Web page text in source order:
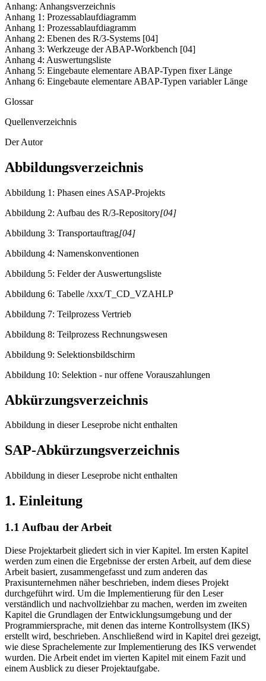
Anhang: Anhangsverzeichnis
Anhang 1: Prozessablaufdiagramm
Anhang 1: Prozessablaufdiagramm
Anhang 2: Ebenen des R/3-Systems [04]
Anhang 3: Werkzeuge der ABAP-Workbench [04]
Anhang 4: Auswertungsliste
Anhang 5: Eingebaute elementare ABAP-Typen fixer Länge
Anhang 6: Eingebaute elementare ABAP-Typen variabler Länge
Glossar
Quellenverzeichnis
Der Autor
Abbildungsverzeichnis
Abbildung 1: Phasen eines ASAP-Projekts
Abbildung 2: Aufbau des R/3-Repository[04]
Abbildung 3: Transportauftrag[04]
Abbildung 4: Namenskonventionen
Abbildung 5: Felder der Auswertungsliste
Abbildung 6: Tabelle /xxx/T_CD_VZAHLP
Abbildung 7: Teilprozess Vertrieb
Abbildung 8: Teilprozess Rechnungswesen
Abbildung 9: Selektionsbildschirm
Abbildung 10: Selektion - nur offene Vorauszahlungen
Abkürzungsverzeichnis
Abbildung in dieser Leseprobe nicht enthalten
SAP-Abkürzungsverzeichnis
Abbildung in dieser Leseprobe nicht enthalten
1. Einleitung
1.1 Aufbau der Arbeit
Diese Projektarbeit gliedert sich in vier Kapitel. Im ersten Kapitel
werden zum einen die Ergebnisse der ersten Arbeit, auf dem diese
Arbeit basiert, zusammengefasst und zum anderen das
Praxisunternehmen näher beschrieben, indem dieses Projekt
durchgeführt wird. Um die Implementierung für den Leser
verständlich und nachvollziehbar zu machen, werden im zweiten
Kapitel die Grundlagen der Entwicklungsumgebung und der
Programmiersprache, mit denen das interne Kontrollsystem (IKS)
erstellt wird, beschrieben. Anschließend wird in Kapitel drei gezeigt,
wie diese Sprachelemente zur Implementierung des IKS verwendet
wurden. Die Arbeit endet im vierten Kapitel mit einem Fazit und
einem Ausblick zu dieser Projektaufgabe.